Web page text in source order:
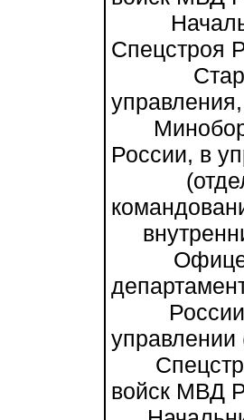
Спецстроя
Старший
России, в
(отделе
Офицер:
России,
управлении
войск МВД